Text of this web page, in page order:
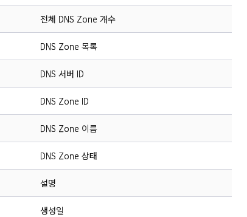
전체 DNS Zone 개수
DNS Zone 목록
DNS 서버 ID
DNS Zone ID
DNS Zone 이름
DNS Zone 상태
설명
생성일